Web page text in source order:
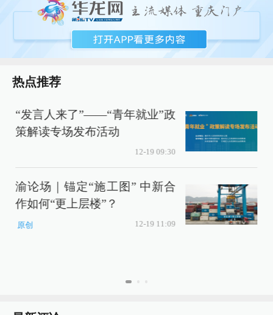
热点推荐
“发言人来了”——“青年就业”政
策解读专场发布活动
12-19 09:30
渝论场｜锚定“施工图” 中新合
作如何“更上层楼”？
原创 12-19 11:09